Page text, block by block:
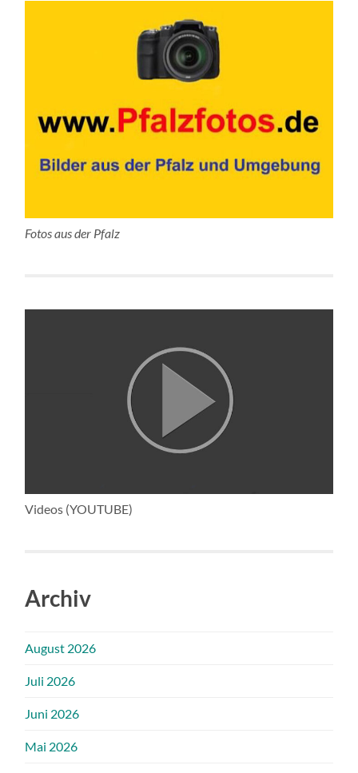
Fotos aus der Pfalz
Videos (YOUTUBE)
Archiv
August 2026
Juli 2026
Juni 2026
Mai 2026